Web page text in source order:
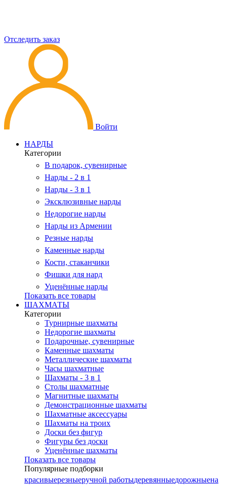
Отследить заказ
Войти
НАРДЫ
Категории
В подарок, сувенирные
Нарды - 2 в 1
Нарды - 3 в 1
Эксклюзивные нарды
Недорогие нарды
Нарды из Армении
Резные нарды
Каменные нарды
Кости, стаканчики
Фишки для нард
Уценённые нарды
Показать все товары
ШАХМАТЫ
Категории
Турнирные шахматы
Недорогие шахматы
Подарочные, сувенирные
Каменные шахматы
Металлические шахматы
Часы шахматные
Шахматы - 3 в 1
Столы шахматные
Магнитные шахматы
Демонстрационные шахматы
Шахматные аксессуары
Шахматы на троих
Доски без фигур
Фигуры без доски
Уценённые шахматы
Показать все товары
Популярные подборки
красивыерезныеручной работыдеревянныедорожныена